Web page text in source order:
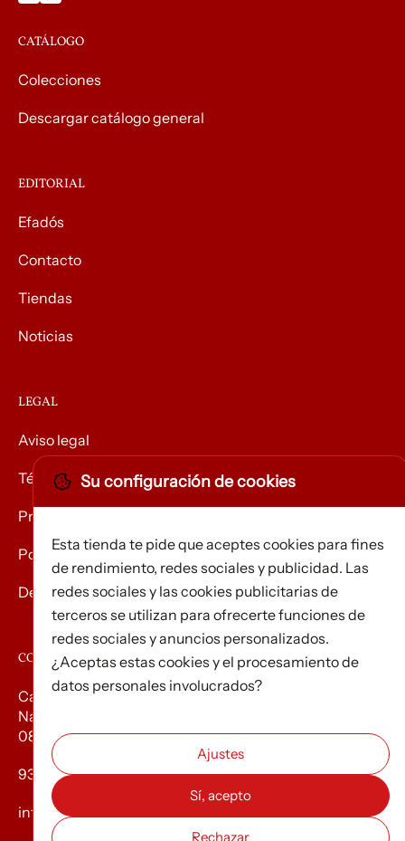
CATÁLOGO
Colecciones
Descargar catálogo general
EDITORIAL
Efadós
Contacto
Tiendas
Noticias
LEGAL
Aviso legal
Términos y condiciones
Privacidad
Política de Cookies
Devolución de mercancías
CONTACTO
Carrer d’Edison, 3
Nau A. Polígon industrial Les Torrenteres
08754 El Papiol
93 673 12 12
info@efados.cat
Su configuración de cookies
Esta tienda te pide que aceptes cookies para fines
de rendimiento, redes sociales y publicidad. Las
redes sociales y las cookies publicitarias de
terceros se utilizan para ofrecerte funciones de
redes sociales y anuncios personalizados.
¿Aceptas estas cookies y el procesamiento de
datos personales involucrados?